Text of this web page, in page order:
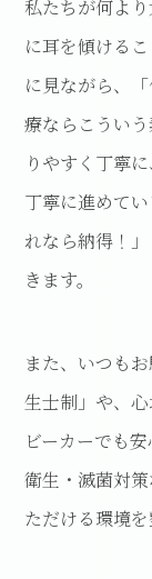
私たちが何よ
に耳を傾ける
に見ながら、
療ならこうい
りやすく丁寧
丁寧に進めて
れなら納得！
きます。
また、いつも
生士制」や、
ビーカーでも
衛生・滅菌対
ただける環境を